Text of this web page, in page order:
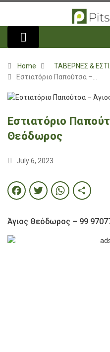
Home
ΤΑΒΕΡΝΕΣ &
Εστιατόριο Παπούτσα –…
Εστιατόριο
Θεόδωρος
July 6, 2023
Facebook
Twitter
Άγιος Θεόδωρος – 99